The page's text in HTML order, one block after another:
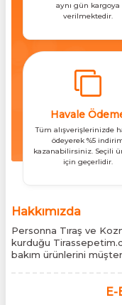
aynı gün kargoya
verilmektedir.
Havale
Tüm alışverişlerinizde
ödeyerek %5
kazanabilirsiniz. Seçili
için geçerlidir.
Hakkımızda
Personna Tıraş ve
kurduğu
bakım ürünlerini
siteleri arasında yer